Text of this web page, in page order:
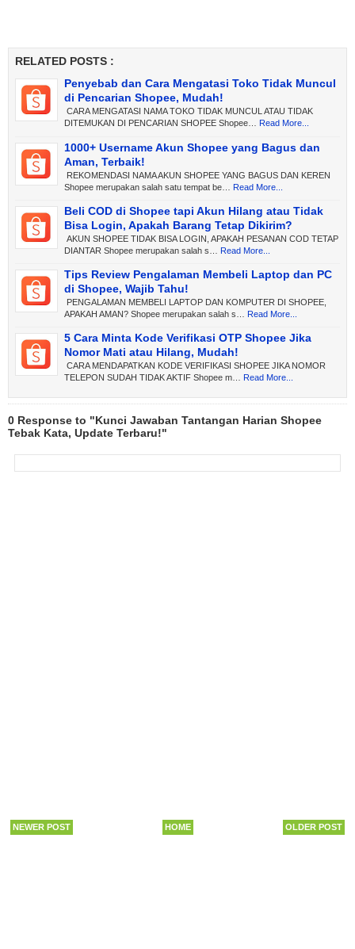
RELATED POSTS :
Penyebab dan Cara Mengatasi Toko Tidak Muncul
di Pencarian Shopee, Mudah!
CARA MENGATASI NAMA TOKO TIDAK MUNCUL ATAU TIDAK
DITEMUKAN DI PENCARIAN SHOPEE Shopee…
Read More...
1000+ Username Akun Shopee yang Bagus dan
Aman, Terbaik!
REKOMENDASI NAMA AKUN SHOPEE YANG BAGUS DAN KEREN
Shopee merupakan salah satu tempat be…
Read More...
Beli COD di Shopee tapi Akun Hilang atau Tidak
Bisa Login, Apakah Barang Tetap Dikirim?
AKUN SHOPEE TIDAK BISA LOGIN, APAKAH PESANAN COD TETAP
DIANTAR Shopee merupakan salah s…
Read More...
Tips Review Pengalaman Membeli Laptop dan PC
di Shopee, Wajib Tahu!
PENGALAMAN MEMBELI LAPTOP DAN KOMPUTER DI SHOPEE,
APAKAH AMAN? Shopee merupakan salah s…
Read More...
5 Cara Minta Kode Verifikasi OTP Shopee Jika
Nomor Mati atau Hilang, Mudah!
CARA MENDAPATKAN KODE VERIFIKASI SHOPEE JIKA NOMOR
TELEPON SUDAH TIDAK AKTIF Shopee m…
Read More...
0 Response to "Kunci Jawaban Tantangan Harian Shopee
Tebak Kata, Update Terbaru!"
NEWER POST OLDER POST
HOME